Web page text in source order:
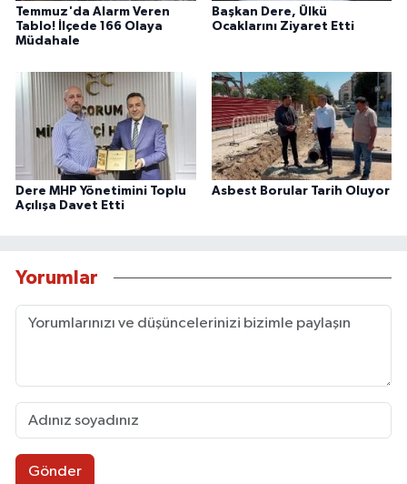
Temmuz'da Alarm Veren
Tablo! İlçede 166 Olaya
Müdahale
Başkan Dere, Ülkü
Ocaklarını Ziyaret Etti
Dere MHP Yönetimini Toplu
Açılışa Davet Etti
Asbest Borular Tarih Oluyor
Yorumlar
Gönder